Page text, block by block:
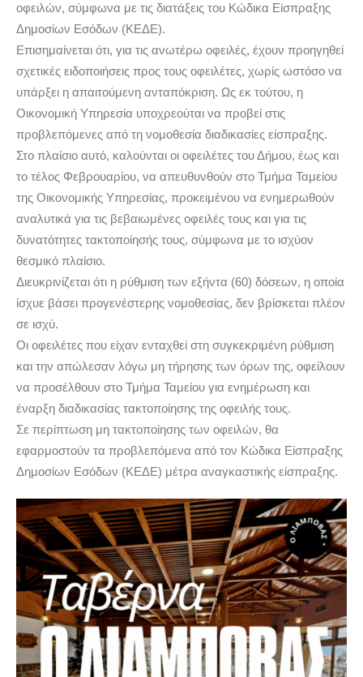
οφειλών, σύμφωνα με τις διατάξεις του Κώδικα Είσπραξης
Δημοσίων Εσόδων (ΚΕΔΕ).
Επισημαίνεται ότι, για τις ανωτέρω οφειλές, έχουν προηγηθεί
σχετικές ειδοποιήσεις προς τους οφειλέτες, χωρίς ωστόσο να
υπάρξει η απαιτούμενη ανταπόκριση. Ως εκ τούτου, η
Οικονομική Υπηρεσία υποχρεούται να προβεί στις
προβλεπόμενες από τη νομοθεσία διαδικασίες είσπραξης.
Στο πλαίσιο αυτό, καλούνται οι οφειλέτες του Δήμου, έως και
το τέλος Φεβρουαρίου, να απευθυνθούν στο Τμήμα Ταμείου
της Οικονομικής Υπηρεσίας, προκειμένου να ενημερωθούν
αναλυτικά για τις βεβαιωμένες οφειλές τους και για τις
δυνατότητες τακτοποίησής τους, σύμφωνα με το ισχύον
θεσμικό πλαίσιο.
Διευκρινίζεται ότι η ρύθμιση των εξήντα (60) δόσεων, η οποία
ίσχυε βάσει προγενέστερης νομοθεσίας, δεν βρίσκεται πλέον
σε ισχύ.
Οι οφειλέτες που είχαν ενταχθεί στη συγκεκριμένη ρύθμιση
και την απώλεσαν λόγω μη τήρησης των όρων της, οφείλουν
να προσέλθουν στο Τμήμα Ταμείου για ενημέρωση και
έναρξη διαδικασίας τακτοποίησης της οφειλής τους.
Σε περίπτωση μη τακτοποίησης των οφειλών, θα
εφαρμοστούν τα προβλεπόμενα από τον Κώδικα Είσπραξης
Δημοσίων Εσόδων (ΚΕΔΕ) μέτρα αναγκαστικής είσπραξης.